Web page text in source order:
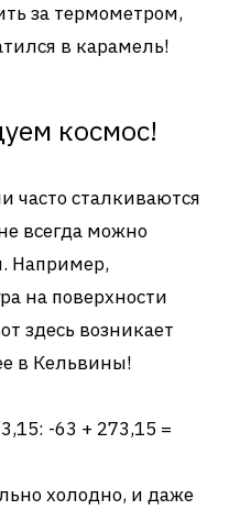
за термометром,
в карамель!
космос!
часто сталкиваются
всегда можно
Например,
на поверхности
здесь возникает
в Кельвины!
-63 + 273,15 =
холодно, и даже